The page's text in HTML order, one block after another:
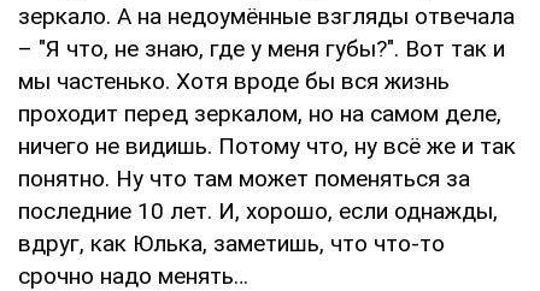
зеркало. А на недоумённые взгляды отвечала
– "Я что, не знаю, где у меня губы?". Вот так и
мы частенько. Хотя вроде бы вся жизнь
проходит перед зеркалом, но на самом деле,
ничего не видишь. Потому что, ну всё же и так
понятно. Ну что там может поменяться за
последние 10 лет. И, хорошо, если однажды,
вдруг, как Юлька, заметишь, что что-то
срочно надо менять…